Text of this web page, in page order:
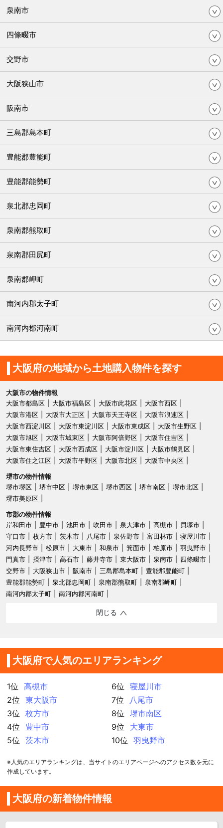
泉南市
四條畷市
交野市
大阪狭山市
阪南市
三島郡島本町
豊能郡豊能町
豊能郡能勢町
泉北郡忠岡町
泉南郡熊取町
泉南郡田尻町
泉南郡岬町
南河内郡太子町
南河内郡河南町
大阪府の地域から土地購入物件を探す
大阪市の物件情報
大阪市都島区
大阪市福島区 大阪市此花区
大阪市西区
大阪市港区
大阪市大正区 大阪市天王寺区
大阪市浪速区
大阪市西淀川区
大阪市東淀川区 大阪市東成区
大阪市生野区
大阪市旭区
大阪市城東区 大阪市阿倍野区
大阪市住吉区
大阪市東住吉区
大阪市西成区 大阪市淀川区
大阪市鶴見区
大阪市住之江区
大阪市平野区 大阪市北区
大阪市中央区
堺市の物件情報
堺市堺区
堺市中区 堺市東区 堺市西区 堺市南区
堺市北区
堺市美原区
市郡の物件情報
岸和田市
豊中市 池田市 吹田市 泉大津市 高槻市
貝塚市
守口市
枚方市 茨木市 八尾市 泉佐野市 富田林市
寝屋川市
河内長野市
松原市 大東市 和泉市 箕面市 柏原市
羽曳野市
門真市
摂津市 高石市 藤井寺市 東大阪市 泉南市
四條畷市
交野市
大阪狭山市 阪南市 三島郡島本町
豊能郡豊能町
豊能郡能勢町
泉北郡忠岡町 泉南郡熊取町
泉南郡岬町
南河内郡太子町
南河内郡河南町
閉じる
大阪府で人気のエリアランキング
1位
高槻市
2位
東大阪市
3位
枚方市
4位
豊中市
5位
茨木市
6位
寝屋川市
7位
八尾市
8位
堺市南区
9位
大東市
10位
羽曳野市
※人気のエリアランキングは、当サイトのエリアページへのアクセス数を元に
作成しています。
大阪府の新着物件情報